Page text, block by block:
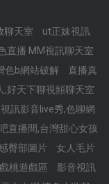
聊天室
ut正妹視訊
直播 MM視訊聊天室
色b網站破解
直播真
,好天下聊視頻聊天室
訊影音live秀,色聊網
直播間,台灣甜心女孩
臀部圖片
女人毛片
桃遊戲區
影音視訊